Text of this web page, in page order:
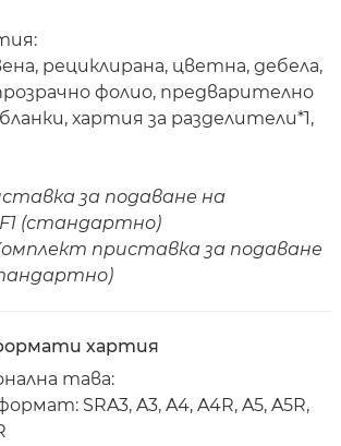
рециклирана, цветна, дебела,
фолио, предварително
хартия за разделители*1,
за подаване на
(стандартно)
приставка за подаване
хартия
тава:
SRA3, A3, A4, A4R, A5, A5R,